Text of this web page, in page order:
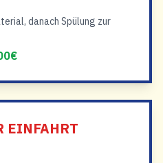
danach Spülung zur
EINFAHRT